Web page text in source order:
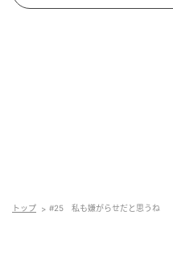
トップ #25 私も嫌がらせだと思うね